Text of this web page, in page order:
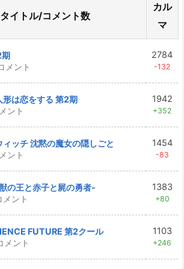
タイトル/コメント数
カル
マ
期
メント
2784
-132
形は恋をする 第2期
ント
1942
+352
ッチ 沈黙の魔女の隠しごと
ント
1454
-83
の王と赤子と屍の勇者-
ント
1383
+80
FUTURE 第2クール
メント
1103
+246